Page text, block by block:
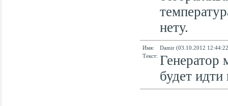
нету.
Имя:
Damir (03.10.2012
Текст: Генератор
будет